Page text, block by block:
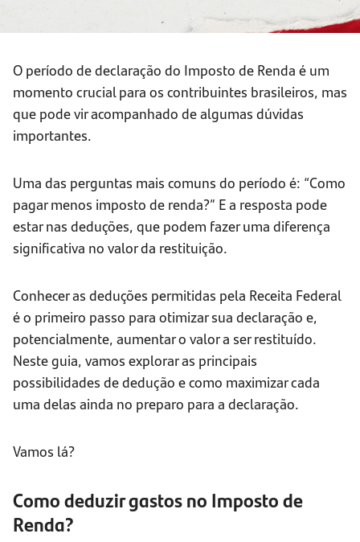
O período de declaração do Imposto de Renda é um
momento crucial para os contribuintes brasileiros, mas
que pode vir acompanhado de algumas dúvidas
importantes.
Uma das perguntas mais comuns do período é: “Como
pagar menos imposto de renda?” E a resposta pode
estar nas deduções, que podem fazer uma diferença
significativa no valor da restituição.
Conhecer as deduções permitidas pela Receita Federal
é o primeiro passo para otimizar sua declaração e,
potencialmente, aumentar o valor a ser restituído.
Neste guia, vamos explorar as principais
possibilidades de dedução e como maximizar cada
uma delas ainda no preparo para a declaração.
Vamos lá?
Como deduzir gastos no Imposto de
Renda?